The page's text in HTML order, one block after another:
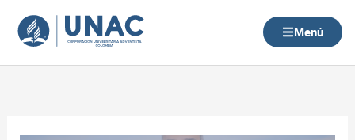
contenido
Menú